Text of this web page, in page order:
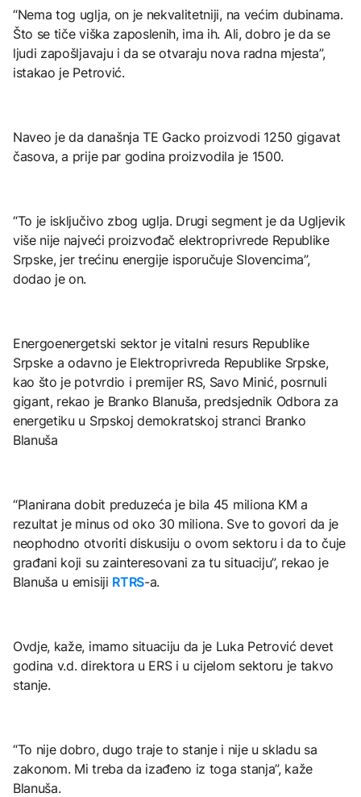
“Nema tog uglja, on je nekvalitetniji, na većim dubinama.
Što se tiče viška zaposlenih, ima ih. Ali, dobro je da se
ljudi zapošljavaju i da se otvaraju nova radna mjesta”,
istakao je Petrović.
Naveo je da današnja TE Gacko proizvodi 1250 gigavat
časova, a prije par godina proizvodila je 1500.
“To je isključivo zbog uglja. Drugi segment je da Ugljevik
više nije najveći proizvođač elektroprivrede Republike
Srpske, jer trećinu energije isporučuje Slovencima”,
dodao je on.
Energoenergetski sektor je vitalni resurs Republike
Srpske a odavno je Elektroprivreda Republike Srpske,
kao što je potvrdio i premijer RS, Savo Minić, posrnuli
gigant, rekao je Branko Blanuša, predsjednik Odbora za
energetiku u Srpskoj demokratskoj stranci Branko
Blanuša
“Planirana dobit preduzeća je bila 45 miliona KM a
rezultat je minus od oko 30 miliona. Sve to govori da je
neophodno otvoriti diskusiju o ovom sektoru i da to čuje
građani koji su zainteresovani za tu situaciju”, rekao je
Blanuša u emisiji RTRS-a.
Ovdje, kaže, imamo situaciju da je Luka Petrović devet
godina v.d. direktora u ERS i u cijelom sektoru je takvo
stanje.
“To nije dobro, dugo traje to stanje i nije u skladu sa
zakonom. Mi treba da izađeno iz toga stanja”, kaže
Blanuša.